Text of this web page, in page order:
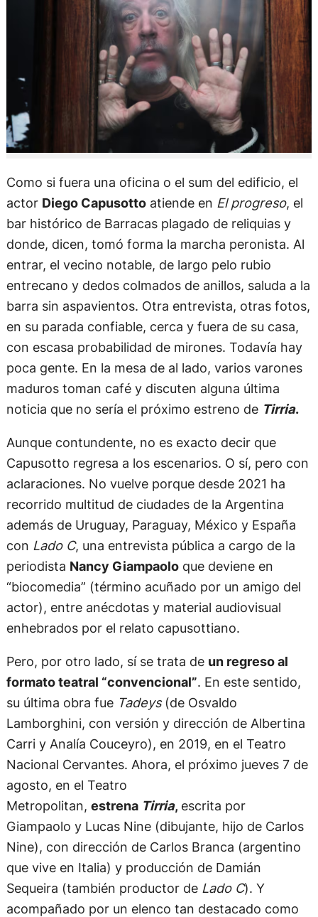
Como si fuera una oficina o el sum del edificio, el
actor Diego Capusottoatiende en El progreso, el
bar histórico de Barracas plagado de reliquias y
donde, dicen, tomó forma la marcha peronista. Al
entrar, el vecino notable, de largo pelo rubio
entrecano y dedos colmados de anillos, saluda a la
barra sin aspavientos. Otra entrevista, otras fotos,
en su parada confiable, cerca y fuera de su casa,
con escasa probabilidad de mirones. Todavía hay
poca gente. En la mesa de al lado, varios varones
maduros toman café y discuten alguna última
noticia que no sería el próximo estreno de Tirria.
Aunque contundente, no es exacto decir que
Capusotto regresa a los escenarios. O sí, pero con
aclaraciones. No vuelve porque desde 2021 ha
recorrido multitud de ciudades de la Argentina
además de Uruguay, Paraguay, México y España
con Lado C, una entrevista pública a cargo de la
periodista Nancy Giampaoloque deviene en
“biocomedia” (término acuñado por un amigo del
actor), entre anécdotas y material audiovisual
enhebrados por el relato capusottiano.
Pero, por otro lado, sí se trata de un regreso al
formato teatral “convencional”. En este sentido,
su última obra fue Tadeys(de Osvaldo
Lamborghini, con versión y dirección de Albertina
Carri y Analía Couceyro), en 2019, en el Teatro
Nacional Cervantes. Ahora, el próximo jueves 7 de
agosto, en el Teatro
Metropolitan, estrena Tirria, escrita por
Giampaolo y Lucas Nine (dibujante, hijo de Carlos
Nine), con dirección de Carlos Branca (argentino
que vive en Italia) y producción de Damián
Sequeira (también productor de Lado C). Y
acompañado por un elenco tan destacado como